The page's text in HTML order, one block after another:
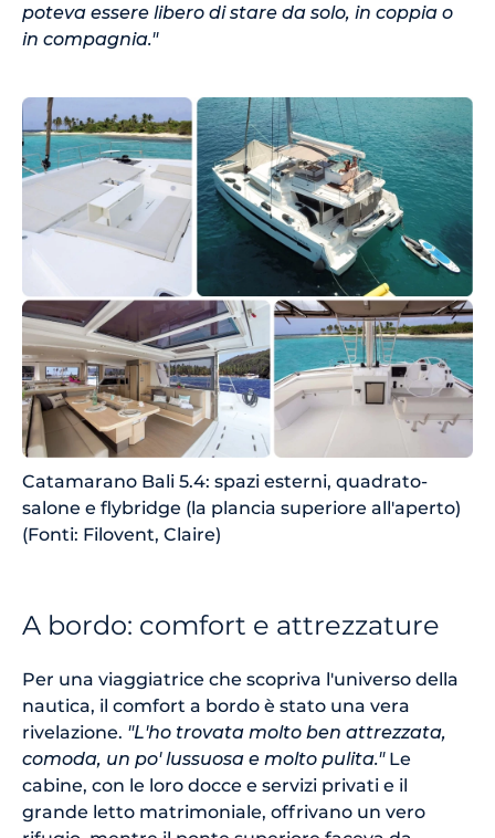
poteva essere libero di stare da solo, in coppia o
in compagnia."
Catamarano Bali 5.4: spazi esterni, quadrato-
salone e flybridge (la plancia superiore all'aperto)
(Fonti: Filovent, Claire)
A bordo: comfort e attrezzature
Per una viaggiatrice che scopriva l'universo della
nautica, il comfort a bordo è stato una vera
rivelazione. "L'ho trovata molto ben attrezzata,
comoda, un po' lussuosa e molto pulita."Le
cabine, con le loro docce e servizi privati e il
grande letto matrimoniale, offrivano un vero